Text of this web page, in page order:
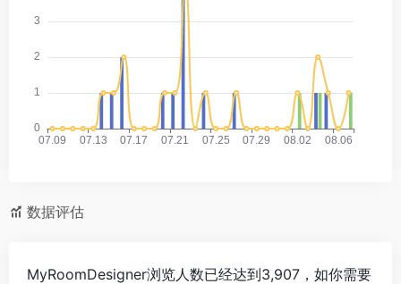
数据评估
MyRoomDesigner浏览人数已经达到3,907，如你需要